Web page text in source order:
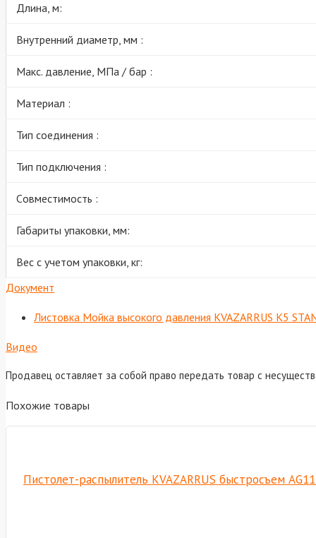
Длина, м:
Внутренний диаметр, мм :
Макс. давление, МПа / бар :
Материал :
Тип соединения :
Тип подключения :
Cовместимость :
Габариты упаковки, мм:
Вес с учетом упаковки, кг:
Документ
Листовка Мойка высокого давления KVAZARRUS K5
Видео
Продавец оставляет за собой право передать товар с
Похожие товары
Пистолет-распылитель KVAZARRUS быстросъем